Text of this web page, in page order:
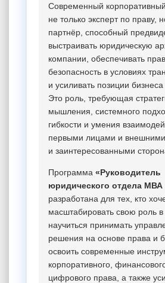
Современный
не только эксперт по праву,
партнёр, способный
выстраивать юридическую
компании, обеспечивать
безопасность в условиях
и усиливать позиции
Это роль, требующая
мышления, системного
гибкости и умения
первыми лицами и
и заинтересованными
Программа «Руководитель
юридического отдела
разработана для тех, кто
масштабировать свою роль в
научиться принимать
решения на основе права и
освоить современные
корпоративного,
цифрового права, а также